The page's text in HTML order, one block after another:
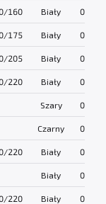
160 Biały 0.3 kg
175 Biały 0.3 kg
205 Biały 0.3 kg
220 Biały 0.3 kg
Szary 0.3 kg
Czarny 0.3 kg
220 Biały 0.3 kg
Biały 0.3 kg
220 Biały 0.3 kg